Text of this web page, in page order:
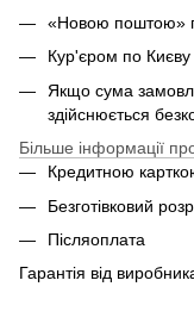
«Новою поштою»
Кур'єром по
Якщо сума
здійснюється
Більше інформації
Кредитною
Безготівковий
Післяоплата
Гарантія від